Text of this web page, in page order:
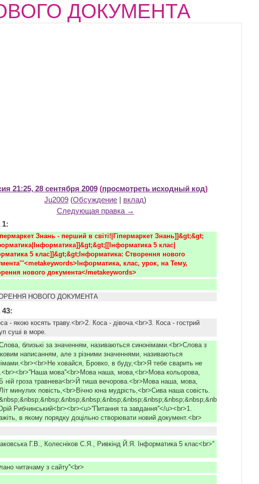
ДОКУМЕНТА
21:25, 28 сентября 2009(просмотреть исходный код)
Ju2009 (Обсуждение | вклад)
Следующая правка →
1:
Знань - перший в світі!|Гіпермаркет Знань]]&gt;&gt;
5 клас|
5 клас]]&gt;&gt;Інформатика: Створення нового
клас, урок, на Тему,
нового документа</metakeywords>
НОВОГО ДОКУМЕНТА
- якою косять траву.<br>2. Коса - дівоча.<br>3. Коса - гострий
суші в море.
близькі за значенням, називаються синонімами.<br>Слова з
написанням, але з різними значеннями, називаються
ховайся, Бровко, в буду,<br>Я тебе сварить не
мова''<br>Мова наша, мова,<br>Мова кольорова,
ній гроза травнева<br>Й тиша вечорова.<br>Мова наша, мова,
минулих повість,<br>Вічно юна мудрість,<br>Сива наша совість.
Рибчинський<br><br><u>''Питання та завдання''</u><br>1.
в якому порядку доцільно створювати новий документ.<br>
Г.В., Колесніков С.Я., Ривкінд Й.Я. Інформатика 5 клас<br>''
читачаму з сайту''<br>